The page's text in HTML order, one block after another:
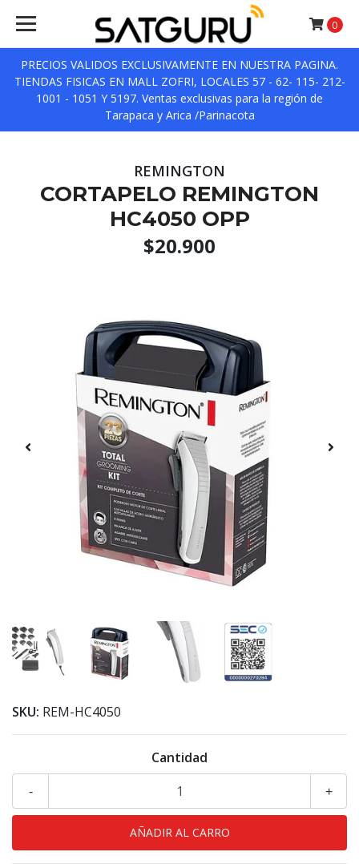
PRECIOS VALIDOS EXCLUSIVAMENTE EN NUESTRA PAGINA.
TIENDAS FISICAS EN MALL ZOFRI, LOCALES 57 - 62- 115- 212-
1001 - 1051 Y 5197. Ventas exclusivas para la región de
Tarapaca y Arica /Parinacota
0
REMINGTON
CORTAPELO REMINGTON
HC4050 OPP
$20.900
SKU: REM-HC4050
Cantidad
+
-